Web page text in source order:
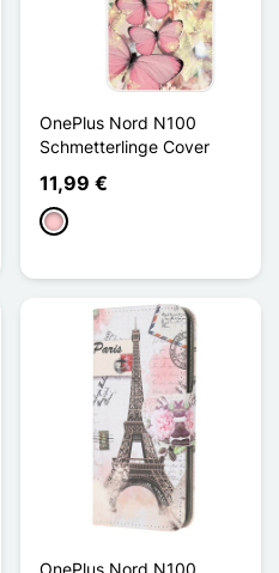
OnePlus Nord N100
Schmetterlinge Cover
11,99 €
Pink
OnePlus Nord N100